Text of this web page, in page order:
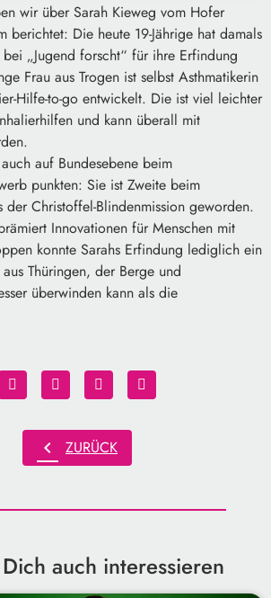
wir über Sarah Kieweg vom Hofer
berichtet: Die heute 19-Jährige hat damals
„Jugend forscht“ für ihre Erfindung
Frau aus Trogen ist selbst Asthmatikerin
Hilfe-to-go entwickelt. Die ist viel leichter
und kann überall mit
auf Bundesebene beim
punkten: Sie ist Zweite beim
der Christoffel-Blindenmission geworden.
Innovationen für Menschen mit
konnte Sarahs Erfindung lediglich ein
Thüringen, der Berge und
überwinden kann als die
chevron_left ZURÜCK
auch interessieren